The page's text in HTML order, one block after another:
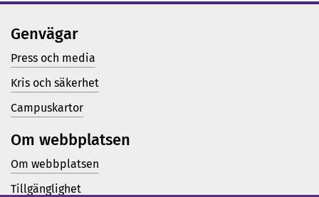
Genvägar
Press och media
Kris och säkerhet
Campuskartor
Om webbplatsen
Om webbplatsen
Tillgänglighet